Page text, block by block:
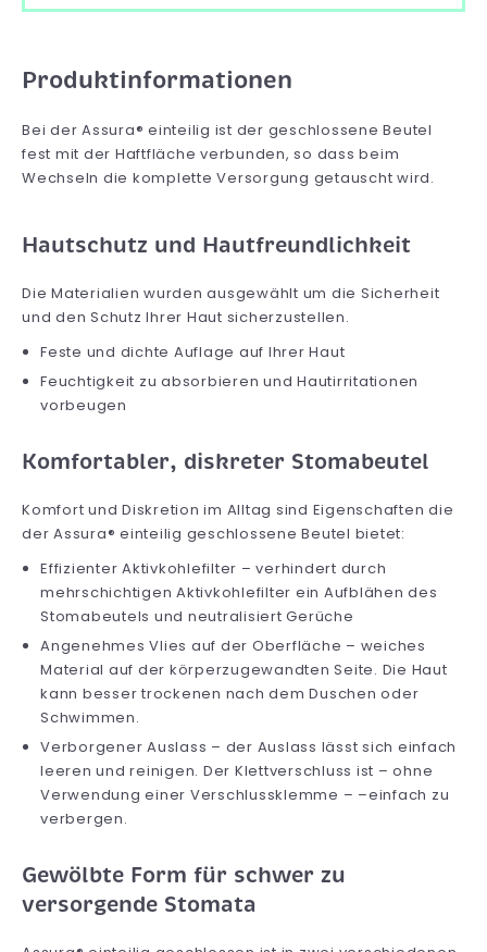
Produktinformationen
Bei der Assura® einteilig ist der geschlossene Beutel
fest mit der Haftfläche verbunden, so dass beim
Wechseln die komplette Versorgung getauscht wird.
Hautschutz und Hautfreundlichkeit
Die Materialien wurden ausgewählt um die Sicherheit
und den Schutz Ihrer Haut sicherzustellen.
Feste und dichte Auflage auf Ihrer Haut
Feuchtigkeit zu absorbieren und Hautirritationen
vorbeugen
Komfortabler, diskreter Stomabeutel
Komfort und Diskretion im Alltag sind Eigenschaften die
der Assura® einteilig geschlossene Beutel bietet:
Effizienter Aktivkohlefilter – verhindert durch
mehrschichtigen Aktivkohlefilter ein Aufblähen des
Stomabeutels und neutralisiert Gerüche
Angenehmes Vlies auf der Oberfläche – weiches
Material auf der körperzugewandten Seite. Die Haut
kann besser trockenen nach dem Duschen oder
Schwimmen.
Verborgener Auslass – der Auslass lässt sich einfach
leeren und reinigen. Der Klettverschluss ist – ohne
Verwendung einer Verschlussklemme – –einfach zu
verbergen.
Gewölbte Form für schwer zu
versorgende Stomata